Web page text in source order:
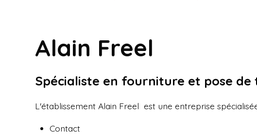
Alain Freel
Spécialiste en fourniture et pose
L'établissement Alain Freel est une entreprise
Contact